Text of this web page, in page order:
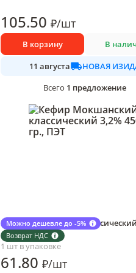
105.50 ₽/шт
В корзину В
11 августа
НОВАЯ
Всего 1 предложение
Можно дешевле до -5%
Возврат НДС
Кефир Мокшанский
450 гр., ПЭТ
1 шт в упаковке
61.80 ₽/шт